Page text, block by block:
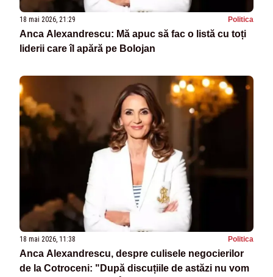
18 mai 2026, 21:29 Politica
Anca Alexandrescu: Mă apuc să fac o listă cu toți
liderii care îl apără pe Bolojan
18 mai 2026, 11:38 Politica
Anca Alexandrescu, despre culisele negocierilor
de la Cotroceni: "După discuțiile de astăzi nu vom